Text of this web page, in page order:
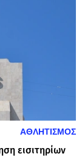
ΑΘΛΗΤΙΣΜΟΣ
εισιτηρίων